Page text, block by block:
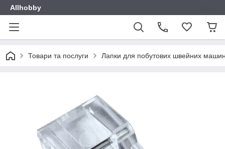
Allhobby
Товари та послуги Лапки для побутових швейних